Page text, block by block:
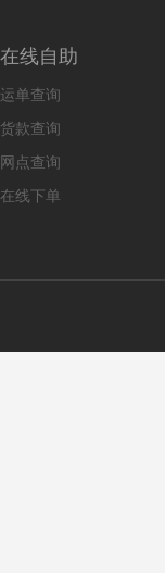
在线自助
运单查询
货款查询
网点查询
在线下单